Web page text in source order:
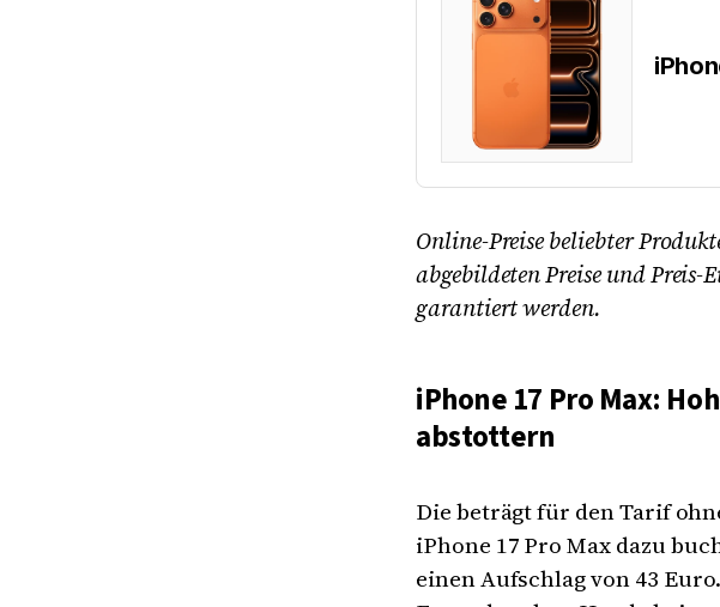
Online-Preise beliebter
abgebildeten Preise und
garantiert werden.
iPhone 17 Pro Max:
abstottern
Die beträgt für den Tarif
iPhone 17 Pro Max dazu
einen Aufschlag von 43